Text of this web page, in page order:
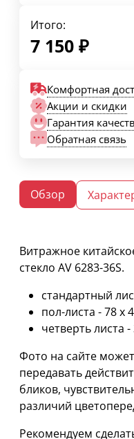
Итого:
7 150 ₽
Комфортная
Акции и скидки
Гарантия
Обратная связь
Обзор
Витражное
стекло AV 6283-36S.
стандартный
пол-листа - 78 х
четверть листа
Фото на сайте
передавать
бликов,
различий
Рекомендуем